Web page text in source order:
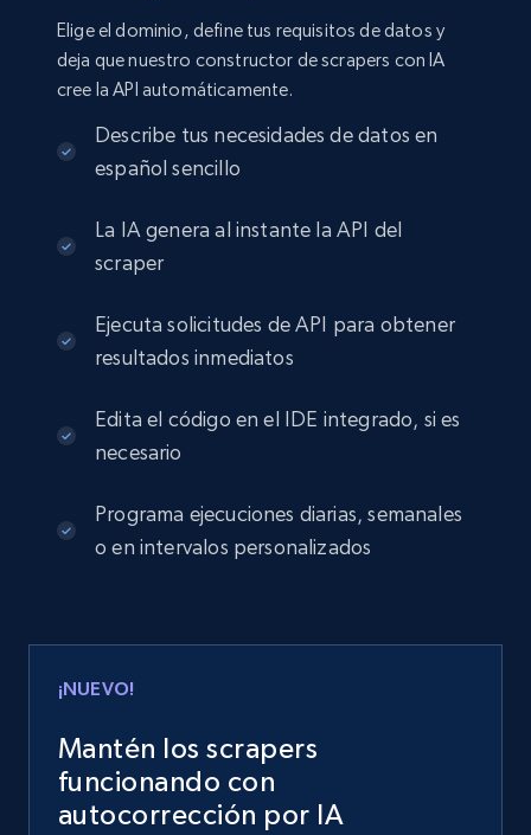
Elige el dominio, define tus requisitos de datos y
deja que nuestro constructor de scrapers con IA
cree la API automáticamente.
Describe tus necesidades de datos en
español sencillo
La IA genera al instante la API del
scraper
Ejecuta solicitudes de API para obtener
resultados inmediatos
Edita el código en el IDE integrado, si es
necesario
Programa ejecuciones diarias, semanales
o en intervalos personalizados
¡NUEVO!
Mantén los scrapers
funcionando con
autocorrección por IA